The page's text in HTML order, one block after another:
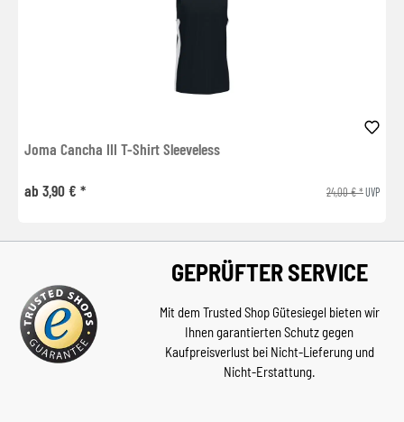
Joma Cancha III T-Shirt Sleeveless
ab 3,90 € * 24,00 € *UVP
GEPRÜFTER SERVICE
Mit dem Trusted Shop Gütesiegel bieten wir
Ihnen garantierten Schutz gegen
Kaufpreisverlust bei Nicht-Lieferung und
Nicht-Erstattung.